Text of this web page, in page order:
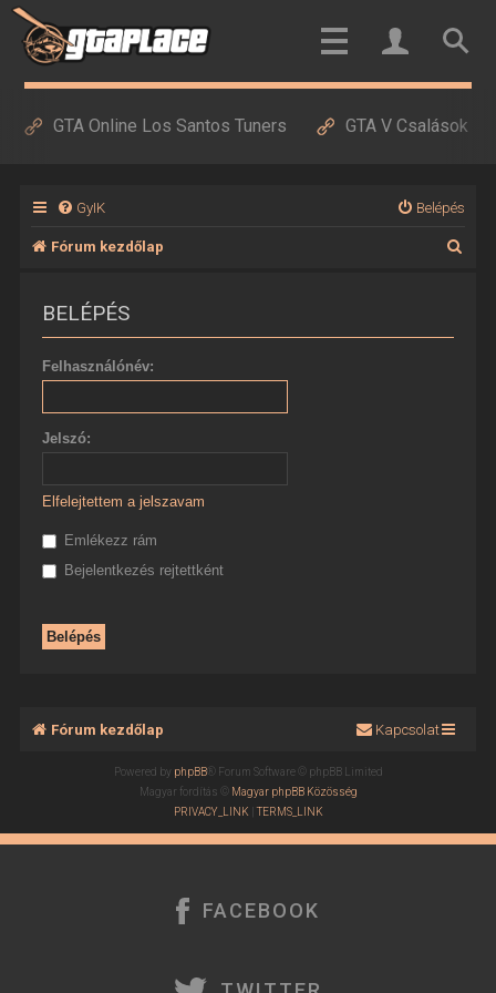
GTA Online Los Santos Tuners GTA V Csalások
GyIK Belépés
Fórum kezdőlap
BELÉPÉS
Felhasználónév:
Jelszó:
Elfelejtettem a jelszavam
Emlékezz rám
Bejelentkezés rejtettként
Fórum kezdőlap Kapcsolat
Powered by phpBB® Forum Software © phpBB Limited
Magyar fordítás © Magyar phpBB Közösség
PRIVACY_LINK |TERMS_LINK
FACEBOOK